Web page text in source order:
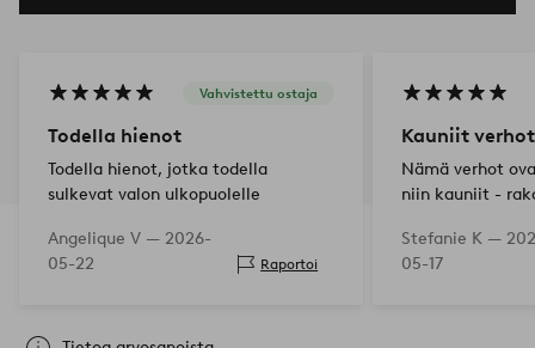
Vahvistettu ostaja
Todella hienot
Todella hienot, jotka todella
sulkevat valon ulkopuolelle
Angelique V — 2026-
05-22
Raportoi
Kauniit verhot
Nämä verhot
niin kauniit -
keittiömme
Stefanie K —
05-17